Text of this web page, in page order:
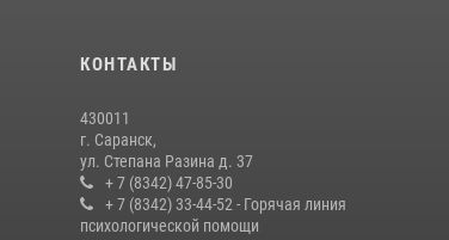
КОНТАКТЫ
430011
г. Саранск,
ул. Степана Разина д. 37
+ 7 (8342) 47-85-30
+ 7 (8342) 33-44-52 - Горячая линия
психологической помощи